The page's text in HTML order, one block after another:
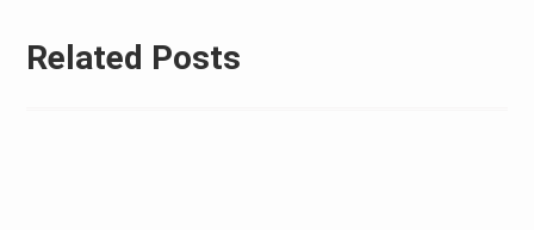
Related Posts